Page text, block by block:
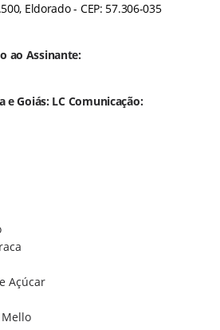
Eldorado - CEP: 57.306-035
ao Assinante:
e Goiás: LC Comunicação:
Açúcar